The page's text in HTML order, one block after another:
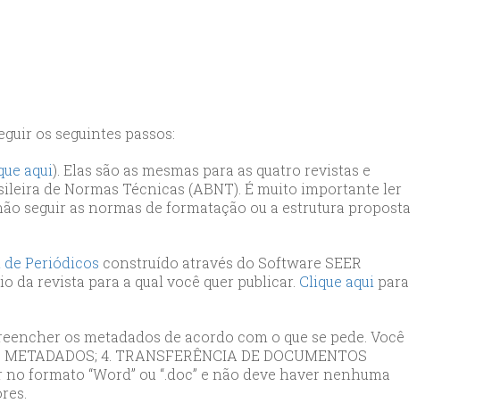
os seguintes passos:
aqui). Elas são as mesmas para as quatro revistas e
de Normas Técnicas (ABNT). É muito importante ler
seguir as normas de formatação ou a estrutura proposta
Periódicos construído através do Software SEER
da revista para a qual você quer publicar. Clique aqui para
os metadados de acordo com o que se pede. Você
4. TRANSFERÊNCIA DE DOCUMENTOS
formato “Word” ou “.doc” e não deve haver nenhuma